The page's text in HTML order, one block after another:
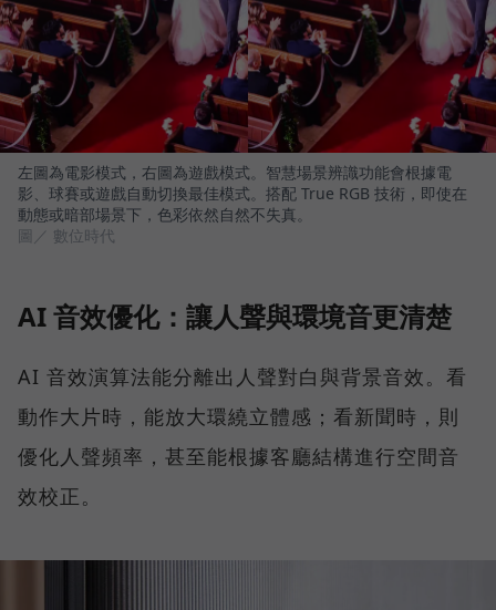
左圖為電影模式，右圖為遊戲模式。智慧場景辨識功能會根據電
影、球賽或遊戲自動切換最佳模式。搭配 True RGB 技術，即使在
動態或暗部場景下，色彩依然自然不失真。
圖／ 數位時代
AI 音效優化：讓人聲與環境音更清楚
AI 音效演算法能分離出人聲對白與背景音效。看
動作大片時，能放大環繞立體感；看新聞時，則
優化人聲頻率，甚至能根據客廳結構進行空間音
效校正。